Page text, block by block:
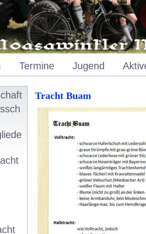
Termine Jugend
Tracht Buam